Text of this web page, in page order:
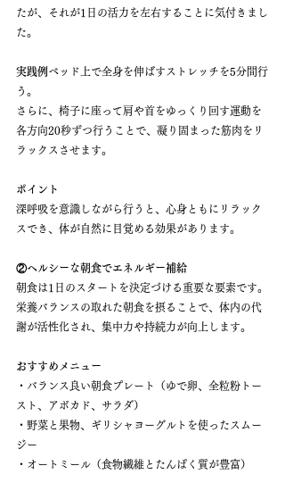
たが、それが1日の活力を左右することに気付きまし
た。
実践例 ベッド上で全身を伸ばすストレッチを5分間行
う。
さらに、椅子に座って肩や首をゆっくり回す運動を
各方向20秒ずつ行うことで、凝り固まった筋肉をリ
ラックスさせます。
ポイント
深呼吸を意識しながら行うと、心身ともにリラック
スでき、体が自然に目覚める効果があります。
②ヘルシーな朝食でエネルギー補給
朝食は1日のスタートを決定づける重要な要素です。
栄養バランスの取れた朝食を摂ることで、体内の代
謝が活性化され、集中力や持続力が向上します。
おすすめメニュー
・バランス良い朝食プレート（ゆで卵、全粒粉トー
スト、アボカド、サラダ）
・野菜と果物、ギリシャヨーグルトを使ったスムー
ジー
・オートミール（食物繊維とたんぱく質が豊富）